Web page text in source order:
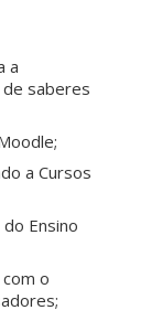
a
saberes
a Cursos
Ensino
o